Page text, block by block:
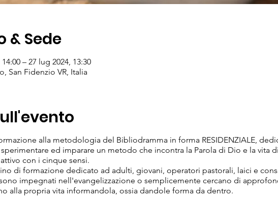
& Sede
– 27 lug 2024, 13:30
San Fidenzio VR, Italia
alla metodologia del Bibliodramma in forma RESIDENZIALE,
ed imparare un metodo che incontra la Parola di Dio e la vita
con i cinque sensi.
di formazione dedicato ad adulti, giovani, operatori pastorali, laici e
impegnati nell'evangelizzazione o semplicemente cercano di
alla propria vita informandola, ossia dandole forma da dentro.